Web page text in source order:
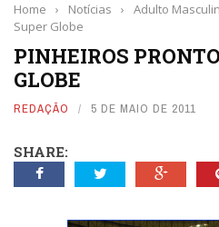
Home › Notícias › Adulto
Super Globe
PINHEIROS
GLOBE
REDAÇÃO 5 DE MAIO DE 2011
SHARE: